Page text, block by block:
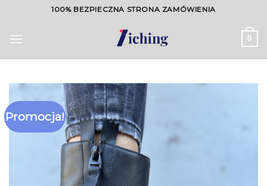
content
100% BEZPIECZNA STRONA ZAMÓWIENIA
0
Promocja!